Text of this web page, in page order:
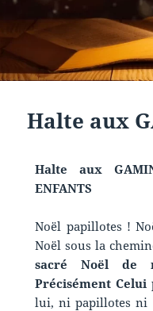
Halte aux
Halte aux
ENFANTS
Noël papillotes !
Noël sous la
sacré Noël de
Précisément
lui, ni papillotes ni